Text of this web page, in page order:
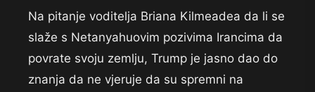
Na pitanje voditelja Briana Kilmeadea da li se
slaže s Netanyahuovim pozivima Irancima da
povrate svoju zemlju, Trump je jasno dao do
znanja da ne vjeruje da su spremni na